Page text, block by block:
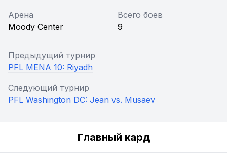
Арена
Moody Center
Всего боев
9
Предыдущий турнир
PFL MENA 10: Riyadh
Следующий турнир
PFL Washington DC: Jean vs. Musaev
Главный кард